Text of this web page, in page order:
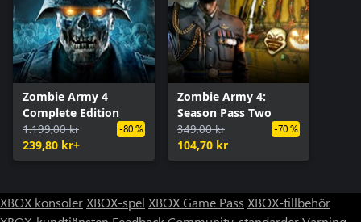
Zombie Army 4
Complete Edition
1.199,00 kr
239,80 kr+
-80 %
Zombie Army 4:
Season Pass Two
349,00 kr
104,70 kr
-70 %
XBOX konsolerXBOX-spel XBOX Game Pass XBOX-tillbehör